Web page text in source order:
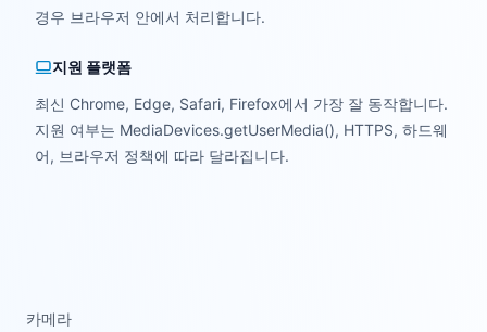
경우 브라우저 안에서 처리합니다.
지원 플랫폼
최신 Chrome, Edge, Safari, Firefox에서 가장 잘 동작합니다.
지원 여부는 MediaDevices.getUserMedia(), HTTPS, 하드웨
어, 브라우저 정책에 따라 달라집니다.
카메라